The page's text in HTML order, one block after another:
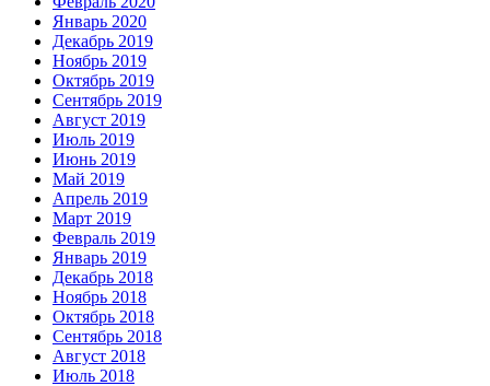
Январь 2020
Декабрь 2019
Ноябрь 2019
Октябрь 2019
Сентябрь 2019
Август 2019
Июль 2019
Июнь 2019
Май 2019
Апрель 2019
Март 2019
Февраль 2019
Январь 2019
Декабрь 2018
Ноябрь 2018
Октябрь 2018
Сентябрь 2018
Август 2018
Июль 2018